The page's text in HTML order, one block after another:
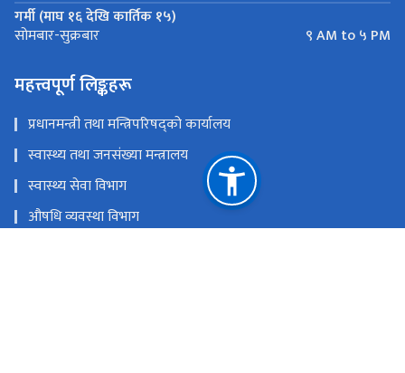
गर्मी (माघ १६ देखि कार्तिक १५)
सोमबार-सुक्रबार ९ AM to ५ PM
महत्त्वपूर्ण लिङ्कहरू
प्रधानमन्त्री तथा मन्त्रिपरिषद्को कार्यालय
स्वास्थ्य तथा जनसंख्या मन्त्रालय
स्वास्थ्य सेवा विभाग
औषधि व्यवस्था विभाग